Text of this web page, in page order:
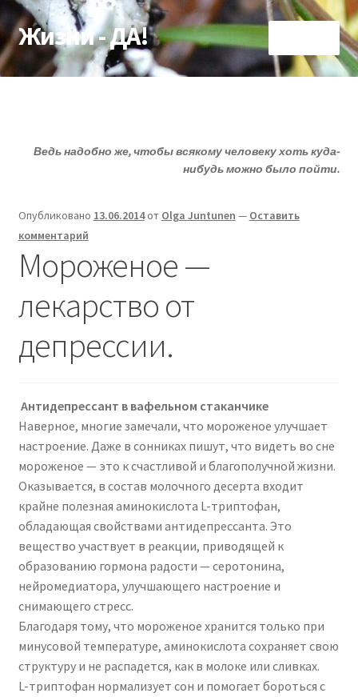
Перейти
к
навигации
Перейти
к
содержимому
Жизни - ДА!
Главная
меню
О депрессии
Улыбнитесь
Ведь надобно же, чтобы всякому человеку хоть куда-
нибудь можно было пойти.
Опубликовано 13.06.2014от Olga Juntunen — Оставить
комментарий
Мороженое —
лекарство от
депрессии.
Антидепрессант в вафельном стаканчике
Наверное, многие замечали, что мороженое улучшает
настроение. Даже в сонниках пишут, что видеть во сне
мороженое — это к счастливой и благополучной жизни.
Оказывается, в состав молочного десерта входит
крайне полезная аминокислота L-триптофан,
обладающая свойствами антидепрессанта. Это
вещество участвует в реакции, приводящей к
образованию гормона радости — серотонина,
нейромедиатора, улучшающего настроение и
снимающего стресс.
Благодаря тому, что мороженое хранится только при
минусовой температуре, аминокислота сохраняет свою
структуру и не распадется, как в молоке или сливках.
L-триптофан нормализует сон и помогает бороться с